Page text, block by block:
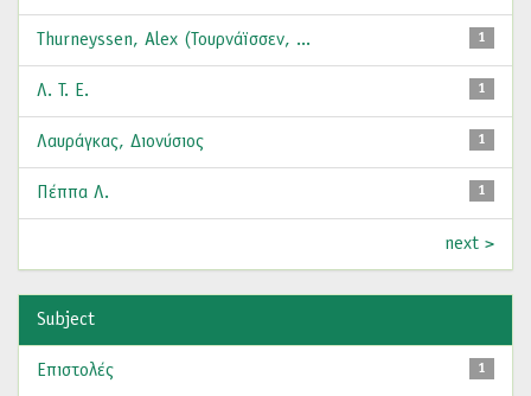
1
Thurneyssen, Alex (Τουρνάϊσσεν, ...
1
Λ. Τ. Ε.
1
Λαυράγκας, Διονύσιος
1
Πέππα Λ.
next >
Subject
1
Επιστολές